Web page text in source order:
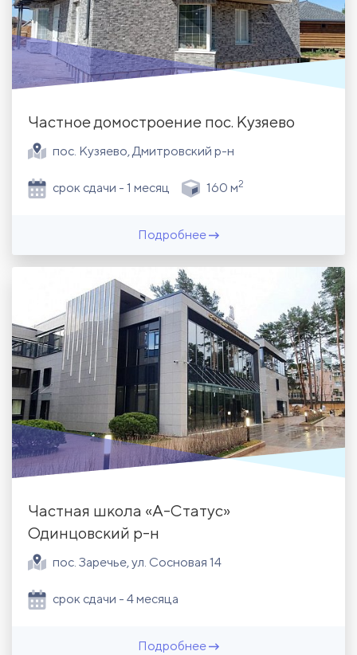
Частное домостроение пос. Кузяево
пос. Кузяево, Дмитровский р-н
срок сдачи - 1 месяц 160 м2
Подробнее
Частная школа «А-Статус»
Одинцовский р-н
пос. Заречье, ул. Сосновая 14
срок сдачи - 4 месяца
Подробнее